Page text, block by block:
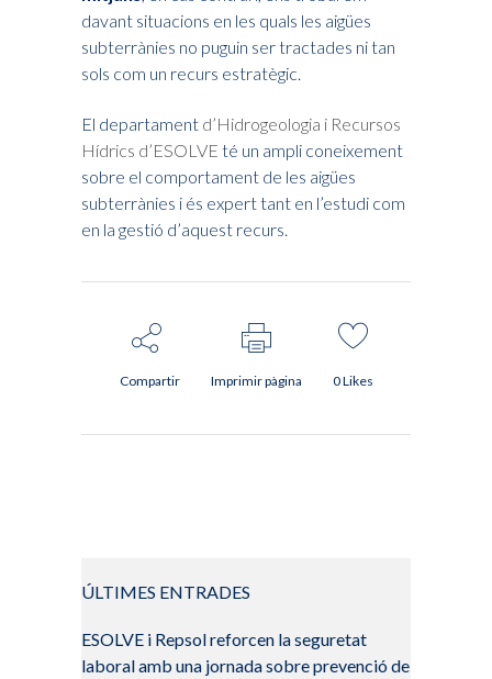
davant situacions en les quals les aigües
subterrànies no puguin ser tractades ni tan
sols com un recurs estratègic.
El departament d’Hidrogeologia i Recursos
Hídrics d’ESOLVE té un ampli coneixement
sobre el comportament de les aigües
subterrànies i és expert tant en l’estudi com
en la gestió d’aquest recurs.
Compartir Imprimir pàgina 0Likes
ÚLTIMES ENTRADES
ESOLVE i Repsol reforcen la seguretat
laboral amb una jornada sobre prevenció de